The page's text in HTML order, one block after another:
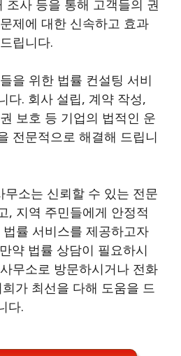
조사 등을 통해 고객들의 권
제에 대한 신속하고 효과
립니다.
을 위한 법률 컨설팅 서비
다. 회사 설립, 계약 작성,
보호 등 기업의 법적인 운
전문적으로 해결해 드립니
무소는 신뢰할 수 있는 전문
, 지역 주민들에게 안정적
률 서비스를 제공하고자
약 법률 상담이 필요하시
무소로 방문하시거나 전화
가 최선을 다해 도움을 드
다.